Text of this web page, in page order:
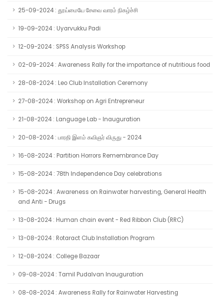
25-09-2024 : தூய்மையே சேவை வாரம் நிகழ்ச்சி
19-09-2024 : Uyarvukku Padi
12-09-2024 : SPSS Analysis Workshop
02-09-2024 : Awareness Rally for the importance of nutritious food
28-08-2024 : Leo Club Installation Ceremony
27-08-2024 : Workshop on Agri Entrepreneur
21-08-2024 : Language Lab - Inauguration
20-08-2024 : பாரதி இளம் கவிஞர் விருது - 2024
16-08-2024 : Partition Horrors Remembrance Day
15-08-2024 : 78th Independence Day celebrations
15-08-2024 : Awareness on Rainwater harvesting, General Health
and Anti - Drugs
13-08-2024 : Human chain event - Red Ribbon Club (RRC)
13-08-2024 : Rotaract Club Installation Program
12-08-2024 : College Bazaar
09-08-2024 : Tamil Pudalvan Inauguration
08-08-2024 : Awareness Rally for Rainwater Harvesting